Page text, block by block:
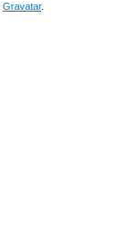
Gravatar.